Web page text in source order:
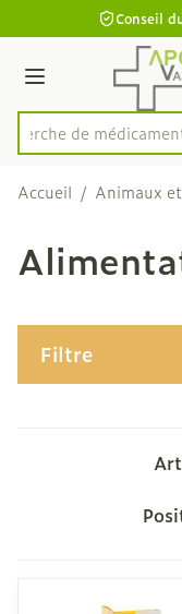
Aller au contenu
1 de 1
Conseil
Menu
Rechercher
Recherche de
Accueil / Animaux
Filtre